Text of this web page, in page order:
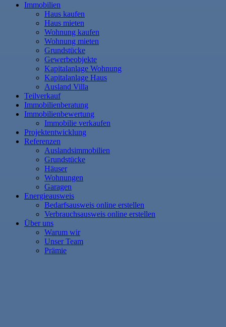
Immobilien
Haus kaufen
Haus mieten
Wohnung kaufen
Wohnung mieten
Grundstücke
Gewerbeobjekte
Kapitalanlage Wohnung
Kapitalanlage Haus
Ausland Villa
Teilverkauf
Immobilienberatung
Immobilienbewertung
Immobilie verkaufen
Projektentwicklung
Referenzen
Auslandsimmobilien
Grundstücke
Häuser
Wohnungen
Garagen
Energieausweis
Bedarfsausweis online erstellen
Verbrauchsausweis online erstellen
Über uns
Warum wir
Unser Team
Prämie